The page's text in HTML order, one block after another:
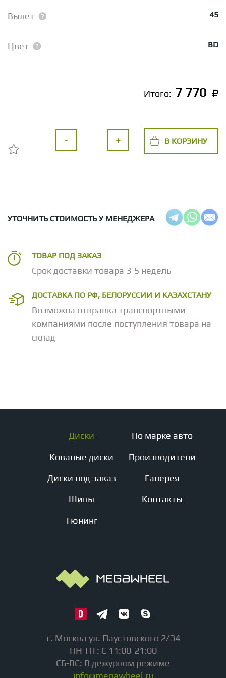
Вылет 45
Цвет BD
Итого: 7 770
- + В КОРЗИНУ
УТОЧНИТЬ СТОИМОСТЬ У МЕНЕДЖЕРА
ТОВАР ПОД ЗАКАЗ
Срок доставки товара 3-5 недель
ДОСТАВКА ПО РФ, БЕЛОРУССИИ И КАЗАХСТАНУ
Возможна отправка транспортными
компаниями после поступления товара на
склад
Диски
Кованые диски
Диски под заказ
Шины
Тюнинг
По марке авто
Производители
Галерея
Контакты
г. Москва ул. Паустовского 2/34
ПН-ПТ: С 11:00-21:00
СБ-ВС: В дежурном режиме
info@megawheel.ru